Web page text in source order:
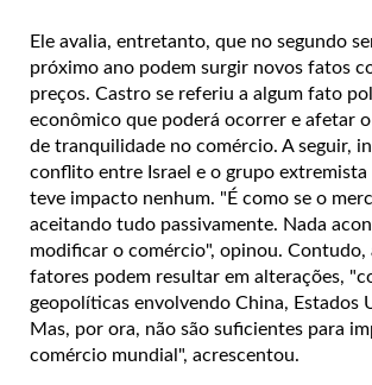
Ele avalia, entretanto, que no segundo
próximo ano podem surgir novos fatos
preços. Castro se referiu a algum fato
econômico que poderá ocorrer e afetar o
de tranquilidade no comércio. A seguir,
conflito entre Israel e o grupo extremista
teve impacto nenhum. "É como se o
aceitando tudo passivamente. Nada
modificar o comércio", opinou. Contudo,
fatores podem resultar em alterações,
geopolíticas envolvendo China, Estados
Mas, por ora, não são suficientes para
comércio mundial", acrescentou.